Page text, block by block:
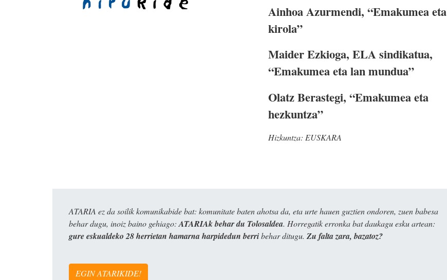
Ainhoa Azurmendi, “Emakumea eta
kirola”
Maider Ezkioga, ELA sindikatua,
“Emakumea eta lan mundua”
Olatz Berastegi, “Emakumea eta
hezkuntza”
Hizkuntza: EUSKARA
ATARIA ez da soilik komunikabide bat: komunitate baten ahotsa da, eta urte hauen guztien ondoren, zuen babesa
behar dugu, inoiz baino gehiago:ATARIAk behar du Tolosaldea. Horregatik erronka bat daukagu esku artean:
gure eskualdeko 28 herrietan hamarna harpidedun berribehar ditugu. Zu falta zara, bazatoz?
EGIN ATARIKIDE!